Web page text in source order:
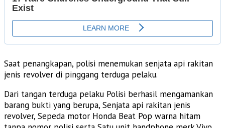
Saat penangkapan, polisi menemukan senjata api rakitan
jenis revolver di pinggang terduga pelaku.
Dari tangan terduga pelaku Polisi berhasil mengamankan
barang bukti yang berupa, Senjata api rakitan jenis
revolver, Sepeda motor Honda Beat Pop warna hitam